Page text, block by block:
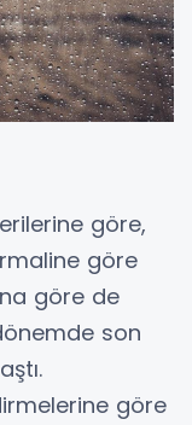
göre,
göre
göre de
son
göre